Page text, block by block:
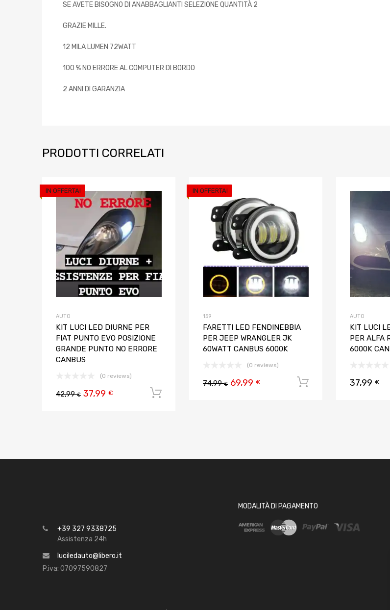
SE AVETE BISOGNO DI ANABBAGLIANTI SELEZIONE QUANTITÀ 2
GRAZIE MILLE.
12 MILA LUMEN 72WATT
100 % NO ERRORE AL COMPUTER DI BORDO
2 ANNI DI GARANZIA
PRODOTTI CORRELATI
IN OFFERTA!
Aggiungi ai preferiti
Aggiungi al confronto
AUTO
KIT LUCI LED DIURNE PER
FIAT PUNTO EVO POSIZIONE
GRANDE PUNTO NO ERRORE
CANBUS
(0 reviews)
42,99€ 37,99 €
IN OFFERTA!
Aggiungi al confronto
159
FARETTI LED FENDINEBBIA
PER JEEP WRANGLER JK
60WATT CANBUS 6000K
(0 reviews)
74,99€ 69,99 € Aggiungi al carrello
AUTO
KIT LUCI
PER ALFA
6000K
37,99 €
+39 327 9338725
Assistenza 24h
luciledauto@libero.it
P.iva: 07097590827
MODALITÀ DI PAGAMENTO